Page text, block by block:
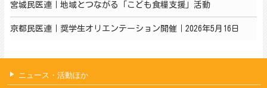
宮城民医連｜地域とつながる「こども食糧支援」活動
京都民医連｜奨学生オリエンテーション開催｜2026年5月16日
ニュース・活動ほか